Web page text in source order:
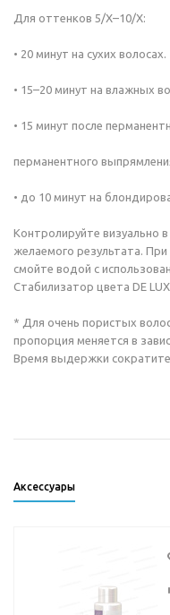
Для оттенков 5/Х–10/Х:
• 20 минут на сухих волосах.
• 15–20 минут на влажных
• 15 минут после
перманентного
• до 10 минут на
Контролируйте визуально
желаемого результата.
смойте водой с
Стабилизатор цвета DE
* Для очень пористых
пропорция меняется в
Время выдержки
Аксессуары